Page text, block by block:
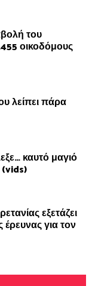
του
οικοδόμους
λείπει πάρα
καυτό μαγιό
(vids)
εξετάζει
για τον